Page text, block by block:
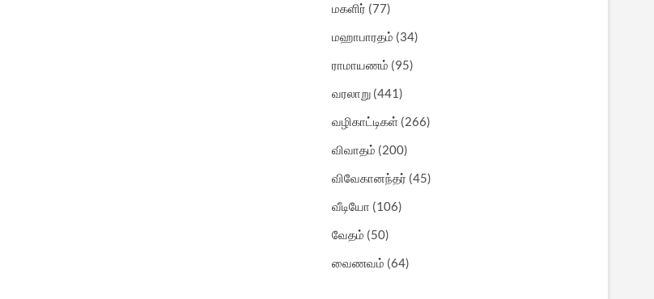
மகளிர் (77)
மஹாபாரதம் (34)
ராமாயணம் (95)
வரலாறு (441)
வழிகாட்டிகள் (266)
விவாதம் (200)
விவேகானந்தர் (45)
வீடியோ (106)
வேதம் (50)
வைணவம் (64)